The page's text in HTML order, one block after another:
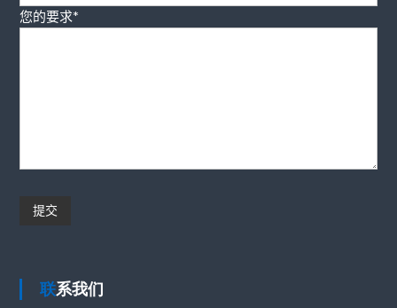
您的要求*
联系我们